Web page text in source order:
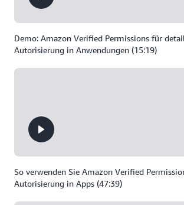
Demo: Amazon Verified Permissions für
Autorisierung in Anwendungen (15:19)
So verwenden Sie Amazon Verified
Autorisierung in Apps (47:39)